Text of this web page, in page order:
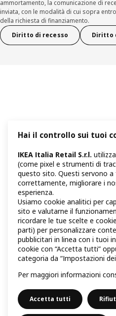
ammortamento, la comunicazione di
inviata, con le modalità di cui sopra
della richiesta di finanziamento.
Diritto di recesso
Diritto
Hai il controllo sui tuoi
IKEA Italia Retail S.r.l.
(come pixel e strumenti di
questo sito. Questi servono a
correttamente, migliorare i
esperienza.
Usiamo cookie analitici per
sito e valutarne il
ricordare le tue scelte e
parti) per personalizzare
pubblicitari in linea con i tuoi
cookie con “Accetta tutti”
categoria da “Impostazioni
Per maggiori informazioni
Accetta tutti